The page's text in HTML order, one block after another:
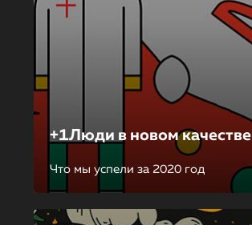
+1Люди в новом качестве
Что мы успели за 2020 год